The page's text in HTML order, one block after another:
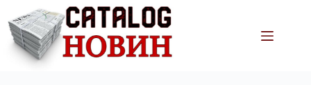
вмісту